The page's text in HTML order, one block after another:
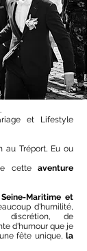
et Lifestyle
au Tréport, Eu ou
cette aventure
Seine-Maritime et
d'humilité,
discrétion, de
d'humour que je
fête unique, la